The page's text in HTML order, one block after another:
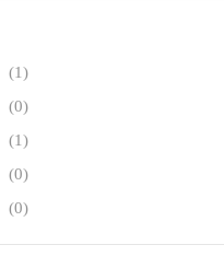
(1)
(0)
(1)
(0)
(0)